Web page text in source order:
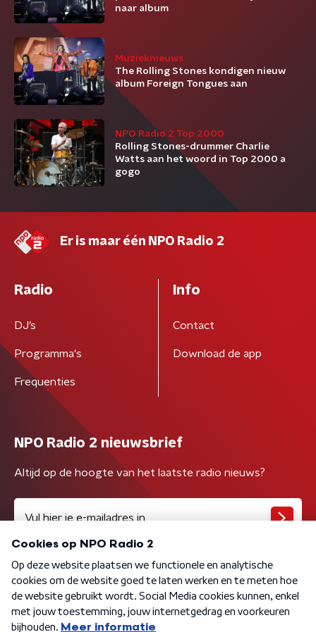
naar album
Muzieknieuws
The Rolling Stones kondigen nieuw
album Foreign Tongues aan
NPO Radio 2 Top 2000
Rolling Stones-drummer Charlie
Watts aan het woord in Top 2000 a
gogo
Er is maar één NPO Radio 2
Radio
DJ’s
Programma's
Frequenties
Info
Contact
Download de app
NPO Radio 2 nieuwsbrief
Altijd op de hoogte van het laatste radio nieuws?
Algemene voorwaarden